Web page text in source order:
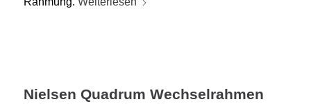
Nielsen Quadrum Wechselrahmen